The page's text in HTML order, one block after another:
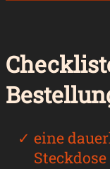
eine